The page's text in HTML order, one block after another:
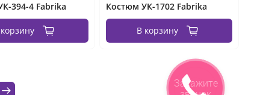
394-4 Fabrika Костюм УК-1702 Fabrika
В корзину
Закажите
звонок